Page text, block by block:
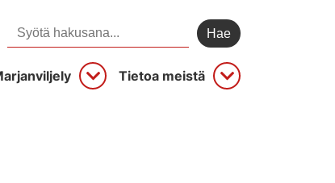
Hae sivustolta:
Avaa Tietoa meistä Avaa